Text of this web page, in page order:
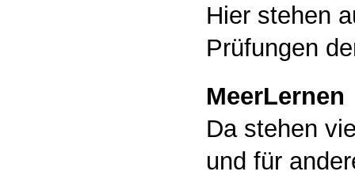
Hier stehen
Prüfungen
MeerLernen
Da stehen
und für